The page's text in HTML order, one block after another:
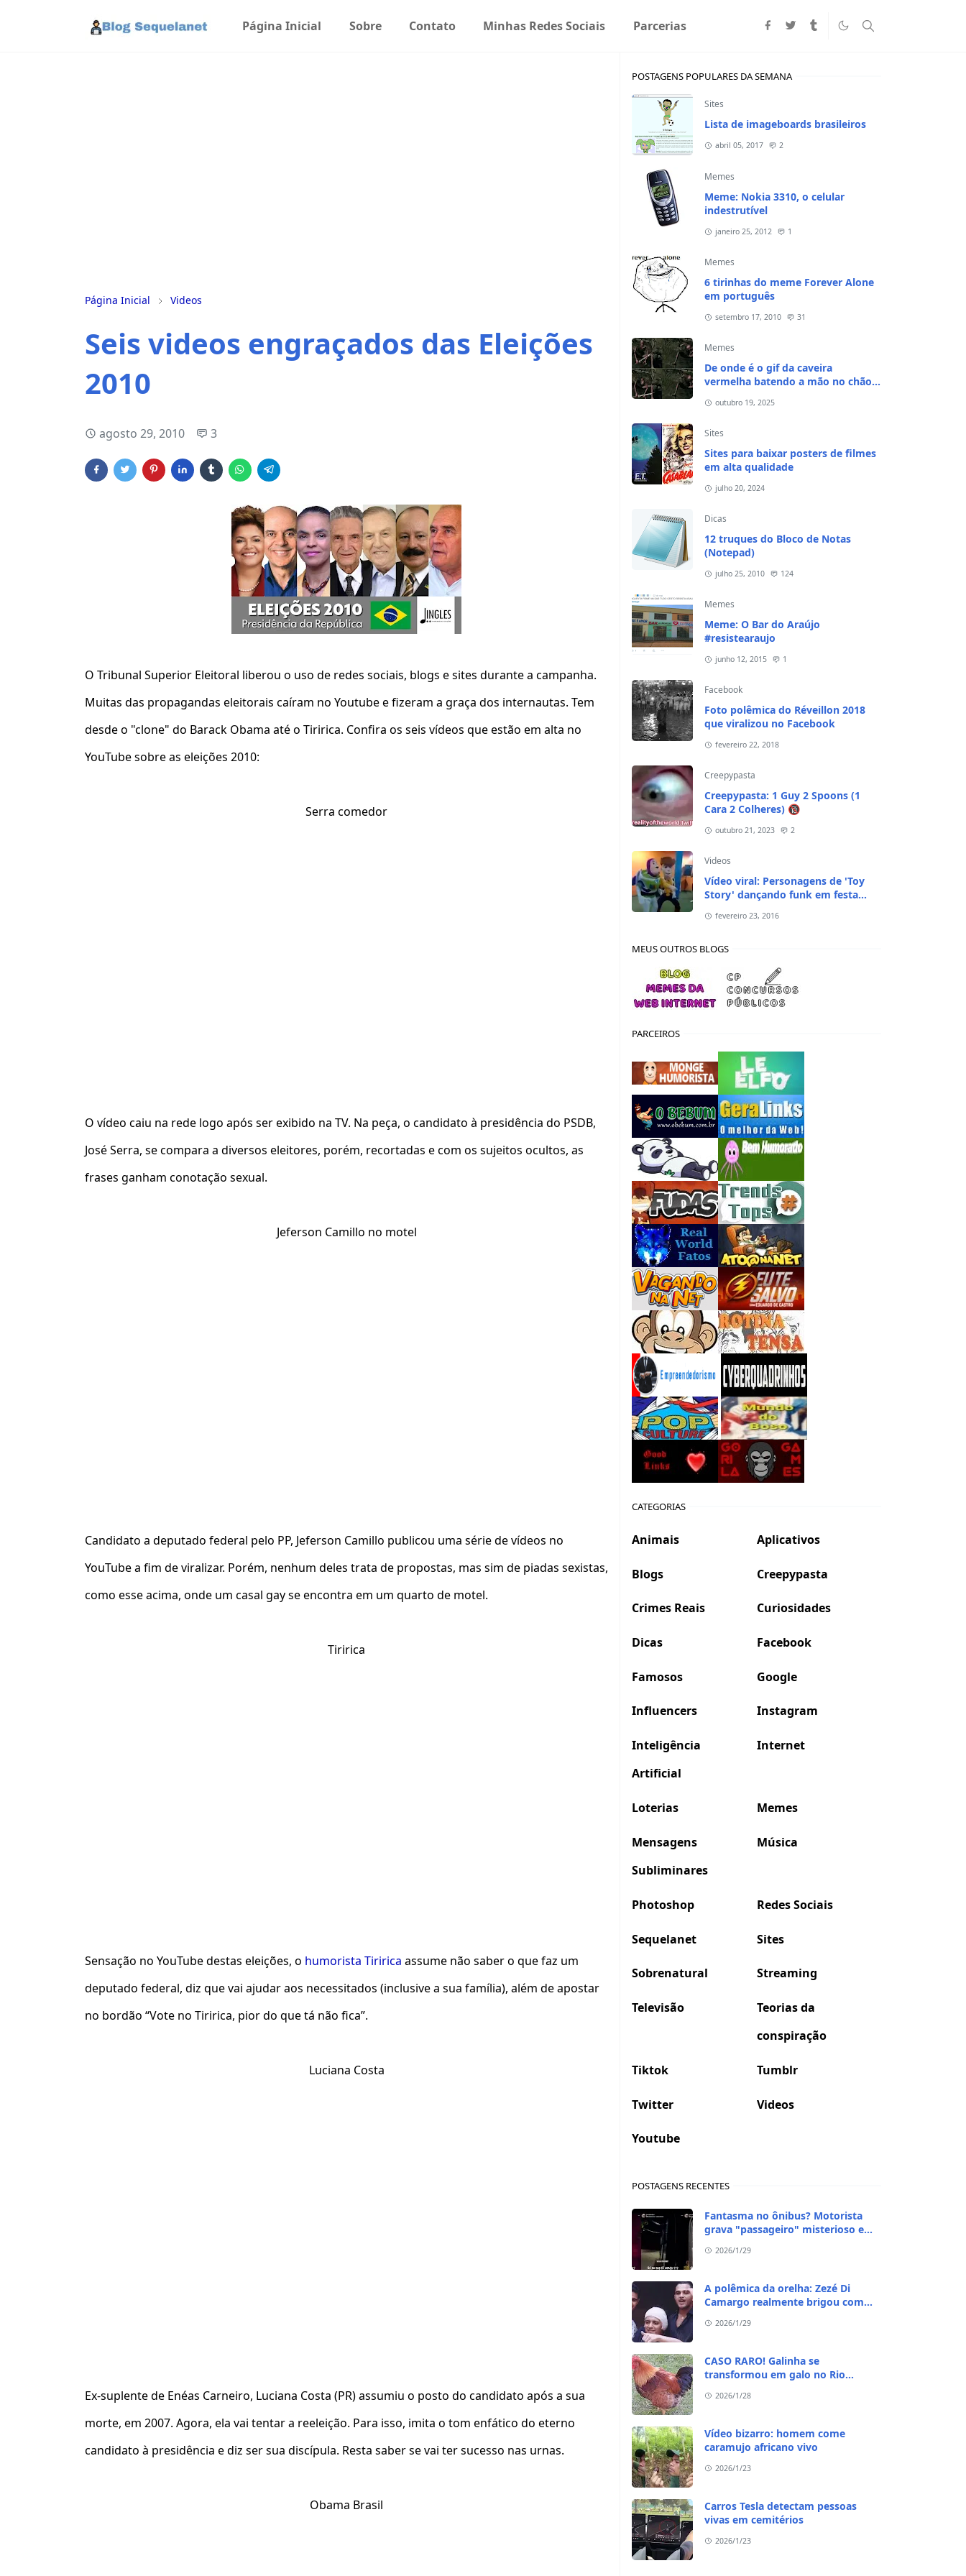
Página Inicial Sobre Contato Minhas Redes Sociais Parcerias
Página Inicial Videos
Seis videos engraçados das Eleições
2010
agosto 29, 2010 3
O Tribunal Superior Eleitoral liberou o uso de redes sociais, blogs e sites durante a campanha.
Muitas das propagandas eleitorais caíram no Youtube e fizeram a graça dos internautas. Tem
desde o "clone" do Barack Obama até o Tiririca. Confira os seis vídeos que estão em alta no
YouTube sobre as eleições 2010:
Serra comedor
O vídeo caiu na rede logo após ser exibido na TV. Na peça, o candidato à presidência do PSDB,
José Serra, se compara a diversos eleitores, porém, recortadas e com os sujeitos ocultos, as
frases ganham conotação sexual.
Jeferson Camillo no motel
Candidato a deputado federal pelo PP, Jeferson Camillo publicou uma série de vídeos no
YouTube a fim de viralizar. Porém, nenhum deles trata de propostas, mas sim de piadas sexistas,
como esse acima, onde um casal gay se encontra em um quarto de motel.
Tiririca
Sensação no YouTube destas eleições, o humorista Tiririca assume não saber o que faz um
deputado federal, diz que vai ajudar aos necessitados (inclusive a sua família), além de apostar
no bordão “Vote no Tiririca, pior do que tá não fica”.
Luciana Costa
Ex-suplente de Enéas Carneiro, Luciana Costa (PR) assumiu o posto do candidato após a sua
morte, em 2007. Agora, ela vai tentar a reeleição. Para isso, imita o tom enfático do eterno
candidato à presidência e diz ser sua discípula. Resta saber se vai ter sucesso nas urnas.
Obama Brasil
POSTAGENS POPULARES DA SEMANA
Sites
Lista de imageboards brasileiros
abril 05, 2017 2
Memes
Meme: Nokia 3310, o celular
indestrutível
janeiro 25, 2012 1
Memes
6 tirinhas do meme Forever Alone
em português
setembro 17, 2010 31
Memes
De onde é o gif da caveira
vermelha batendo a mão no chão e
outubro 19, 2025
Sites
Sites para baixar posters de filmes
em alta qualidade
julho 20, 2024
Dicas
12 truques do Bloco de Notas
(Notepad)
julho 25, 2010 124
Memes
Meme: O Bar do Araújo
#resistearaujo
junho 12, 2015 1
Facebook
Foto polêmica do Réveillon 2018
que viralizou no Facebook
fevereiro 22, 2018
Creepypasta
Creepypasta: 1 Guy 2 Spoons (1
Cara 2 Colheres) 🔞
outubro 21, 2023 2
Videos
Vídeo viral: Personagens de 'Toy
Story' dançando funk em festa
fevereiro 23, 2016
MEUS OUTROS BLOGS
PARCEIROS
CATEGORIAS
Animais Aplicativos
Blogs Creepypasta
Crimes Reais Curiosidades
Dicas Facebook
Famosos Google
Influencers Instagram
Inteligência
Artificial
Internet
Loterias Memes
Mensagens
Subliminares
Música
Photoshop Redes Sociais
Sequelanet Sites
Sobrenatural Streaming
Televisão
Teorias da
conspiração
Tiktok Tumblr
Twitter Videos
Youtube
POSTAGENS RECENTES
Fantasma no ônibus? Motorista
grava "passageiro" misterioso em
2026/1/29
A polêmica da orelha: Zezé Di
Camargo realmente brigou com
irmão?
2026/1/29
CASO RARO! Galinha se
transformou em galo no Rio
2026/1/28
Vídeo bizarro: homem come
caramujo africano vivo
2026/1/23
Carros Tesla detectam pessoas
vivas em cemitérios
2026/1/23